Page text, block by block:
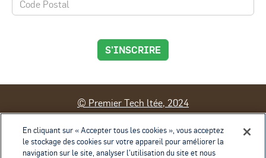
S'INSCRIRE
© Premier Tech ltée, 2024
Contact
Conditions d'utilisation
Politique de confidentialité
En cliquant sur « Accepter tous les cookies », vous acceptez
le stockage des cookies sur votre appareil pour améliorer la
navigation sur le site, analyser l’utilisation du site et nous